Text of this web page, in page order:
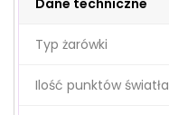
Typ żarówki
Ilość punktów światła